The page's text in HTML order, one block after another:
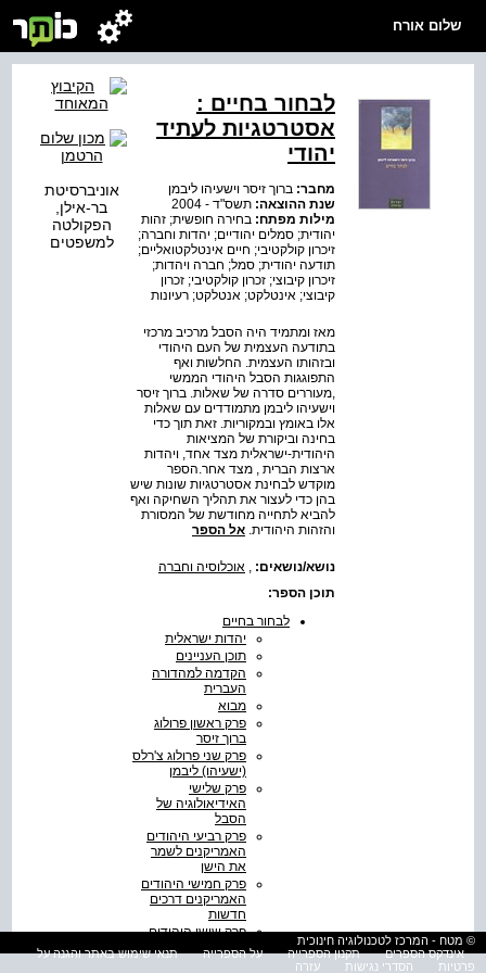
שלום אורח
לבחור בחיים :
אסטרטגיות לעתיד
יהודי
מחבר: ברוך זיסר וישעיהו ליבמן
שנת ההוצאה: תשס"ד - 2004
מילות מפתח: בחירה חופשית; זהות
יהודית; סמלים יהודיים; יהדות וחברה;
זיכרון קולקטיבי; חיים אינטלקטואליים;
תודעה יהודית; סמל; חברה ויהדות;
זיכרון קיבוצי; זכרון קולקטיבי; זכרון
קיבוצי; אינטלקט; אנטלקט; רעיונות
מאז ומתמיד היה הסבל מרכיב מרכזי
בתודעה העצמית של העם היהודי
ובזהותו העצמית. החלשות ואף
התפוגגות הסבל היהודי הממשי
,מעוררים סדרה של שאלות. ברוך זיסר
וישעיהו ליבמן מתמודדים עם שאלות
אלו באומץ ובמקוריות. זאת תוך כדי
בחינה וביקורת של המציאות
היהודית-ישראלית מצד אחד, ויהדות
ארצות הברית , מצד אחר.הספר
מוקדש לבחינת אסטרטגיות שונות שיש
בהן כדי לעצור את תהליך השחיקה ואף
להביא לתחייה מחודשת של המסורת
והזהות היהודית. אל הספר
נושא/נושאים:
אוכלוסיה וחברה
תוכן הספר:
לבחור בחיים
יהדות ישראלית
תוכן העניינים
הקדמה למהדורה
העברית
מבוא
פרק ראשון פרולוג
ברוך זיסר
פרק שני פרולוג צ'רלס
(ישעיהו) ליבמן
פרק שלישי
האידיאולוגיה של
הסבל
פרק רביעי היהודים
האמריקנים לשמר
את הישן
פרק חמישי היהודים
האמריקנים דרכים
חדשות
פרק שישי היהודים
הישן
אוניברסיטת
בר-אילן,
הפקולטה
למשפטים
© מטח - המרכז לטכנולוגיה חינוכית
אינדקס הספרים
תקנון הספרייה על הספרייה
תנאי שימוש באתר והגנה על
פרטיות
הסדרי נגישות עזרה